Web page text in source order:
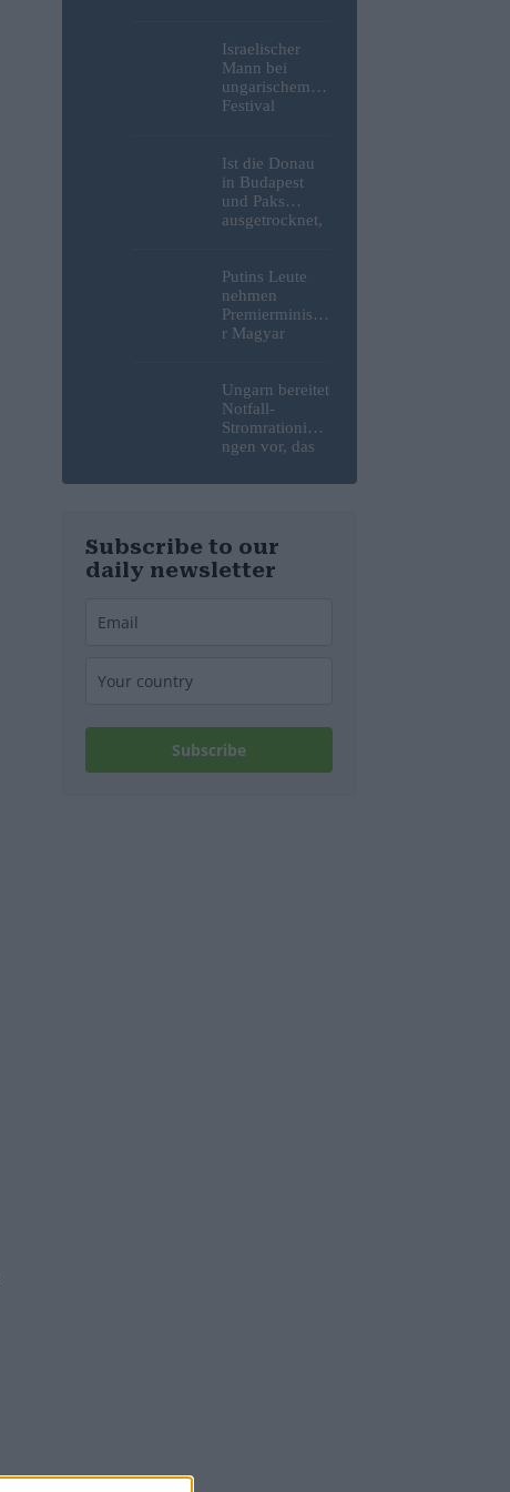
Überreste und
Sprengstoff aus
der Donau in
Budapest
Israelischer
Mann bei
ungarischem
Festival
Ist die Donau
in Budapest
und Paks
ausgetrocknet,
umgeleitet
haben?
Putins Leute
nehmen
Premierministe
r Magyar
verspotten
diesmal die
Energiekrise
und das Paks-
Ungarn bereitet
Notfall-
Stromrationieru
ngen vor, das
Paks könnte an
stillgelegt
werden
Subscribe to our
daily newsletter
Subscribe